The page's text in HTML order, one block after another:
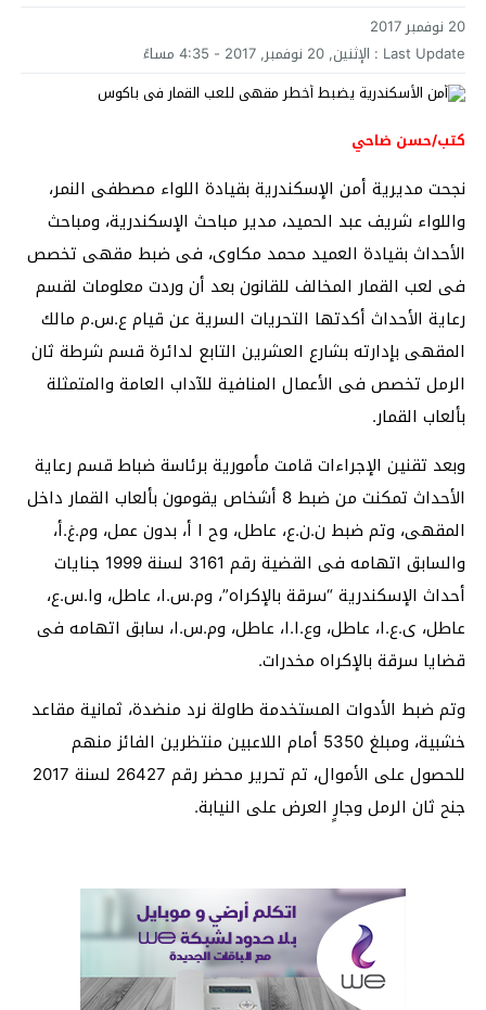
20 نوفمبر 2017
Last Update : الإثنين, 20 نوفمبر, 2017 - 4:35 مساءً
كتب/حسن ضاحي
نجحت مديرية أمن الإسكندرية بقيادة اللواء مصطفى النمر،
واللواء شريف عبد الحميد، مدير مباحث الإسكندرية، ومباحث
الأحداث بقيادة العميد محمد مكاوى، فى ضبط مقهى تخصص
فى لعب القمار المخالف للقانون بعد أن وردت معلومات لقسم
رعاية الأحداث أكدتها التحريات السرية عن قيام ع.س.م مالك
المقهى بإدارته بشارع العشرين التابع لدائرة قسم شرطة ثان
الرمل تخصص فى الأعمال المنافية للآداب العامة والمتمثلة
بألعاب القمار.
وبعد تقنين الإجراءات قامت مأمورية برئاسة ضباط قسم رعاية
الأحداث تمكنت من ضبط 8 أشخاص يقومون بألعاب القمار داخل
المقهى، وتم ضبط ن.ن.ع، عاطل، وح ا أ، بدون عمل، وم.غ.أ،
والسابق اتهامه فى القضية رقم 3161 لسنة 1999 جنايات
أحداث الإسكندرية “سرقة بالإكراه”، وم.س.ا، عاطل، وا.س.ع،
عاطل، ى.ع.ا، عاطل، وع.ا.ا، عاطل، وم.س.ا، سابق اتهامه فى
قضايا سرقة بالإكراه مخدرات.
وتم ضبط الأدوات المستخدمة طاولة نرد منضدة، ثمانية مقاعد
خشبية، ومبلغ 5350 أمام اللاعبين منتظرين الفائز منهم
للحصول على الأموال، تم تحرير محضر رقم 26427 لسنة 2017
جنح ثان الرمل وجارٍ العرض على النيابة.